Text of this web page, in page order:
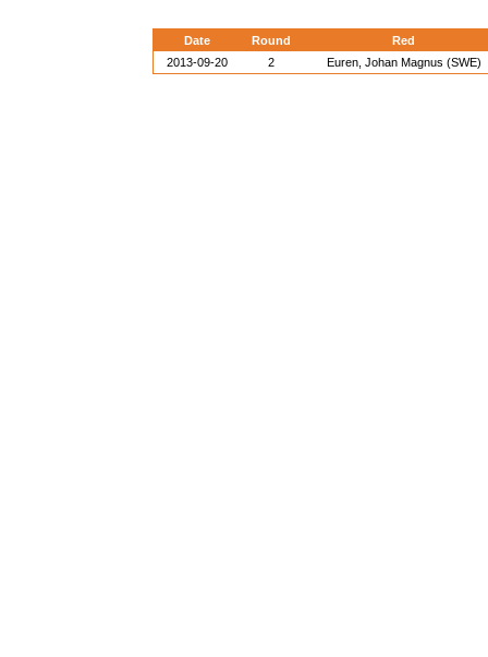
Date Round
Red
2013-09-20
2 Euren, Johan Magnus (SWE)